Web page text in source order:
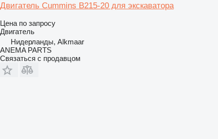
Двигатель Cummins B215-20 для экскаватора
Цена по запросу
Двигатель
Нидерланды, Alkmaar
ANEMA PARTS
Связаться с продавцом